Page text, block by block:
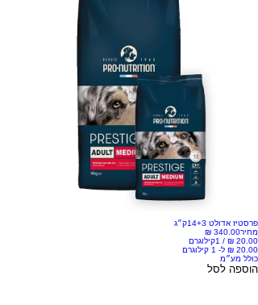
פרסטיז אדולט 14+3ק״ג
מחיר
/ 1קילוגרם
כולל מע״מ
הוספה לסל